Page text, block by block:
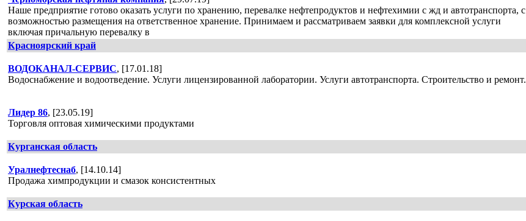
Наше предприятие готово оказать услуги по хранению, перевалке нефтепродуктов и нефтехимии с жд и автотранспорта, с
возможностью размещения на ответственное хранение. Принимаем и рассматриваем заявки для комплексной услуги
включая причальную перевалку в
Красноярский край
ВОДОКАНАЛ-СЕРВИС, [17.01.18]
Водоснабжение и водоотведение. Услуги лицензированной лаборатории. Услуги автотранспорта. Строительство и ремонт.
Лидер 86, [23.05.19]
Торговля оптовая химическими продуктами
Курганская область
Уралнефтеснаб, [14.10.14]
Продажа химпродукции и смазок консистентных
Курская область